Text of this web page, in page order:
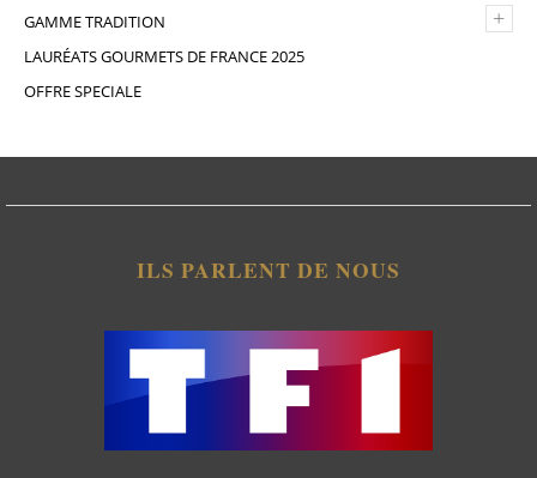
+
GAMME TRADITION
LAURÉATS GOURMETS DE FRANCE 2025
OFFRE SPECIALE
ILS PARLENT DE NOUS